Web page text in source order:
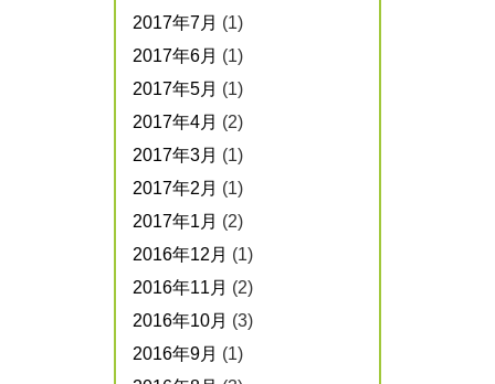
2017年7月 (1)
2017年6月 (1)
2017年5月 (1)
2017年4月 (2)
2017年3月 (1)
2017年2月 (1)
2017年1月 (2)
2016年12月 (1)
2016年11月 (2)
2016年10月 (3)
2016年9月 (1)